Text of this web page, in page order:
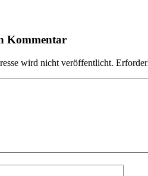
Kommentar
wird nicht veröffentlicht.